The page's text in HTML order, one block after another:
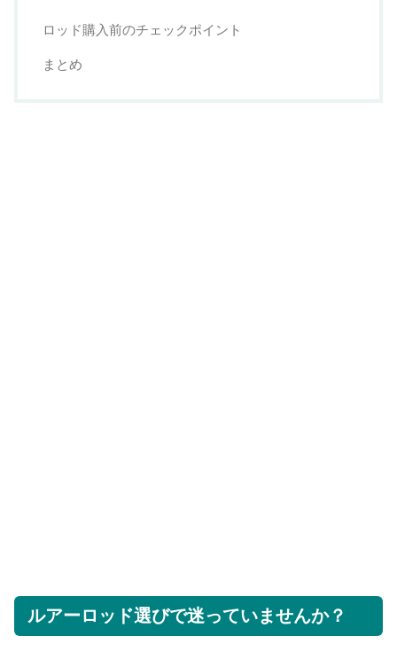
ロッド購入前のチェックポイント
まとめ
ルアーロッド選びで迷っていませんか？